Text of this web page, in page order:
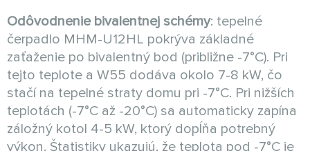
Odôvodnenie bivalentnej schémy: tepelné
čerpadlo MHM-U12HL pokrýva základné
zaťaženie po bivalentný bod (približne -7°C). Pri
tejto teplote a W55 dodáva okolo 7-8 kW, čo
stačí na tepelné straty domu pri -7°C. Pri nižších
teplotách (-7°C až -20°C) sa automaticky zapína
záložný kotol 4-5 kW, ktorý dopĺňa potrebný
výkon. Štatistiky ukazujú, že teplota pod -7°C je